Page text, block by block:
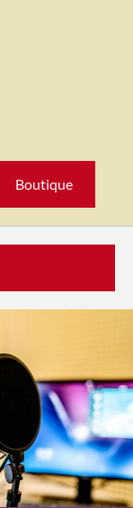
Boutique